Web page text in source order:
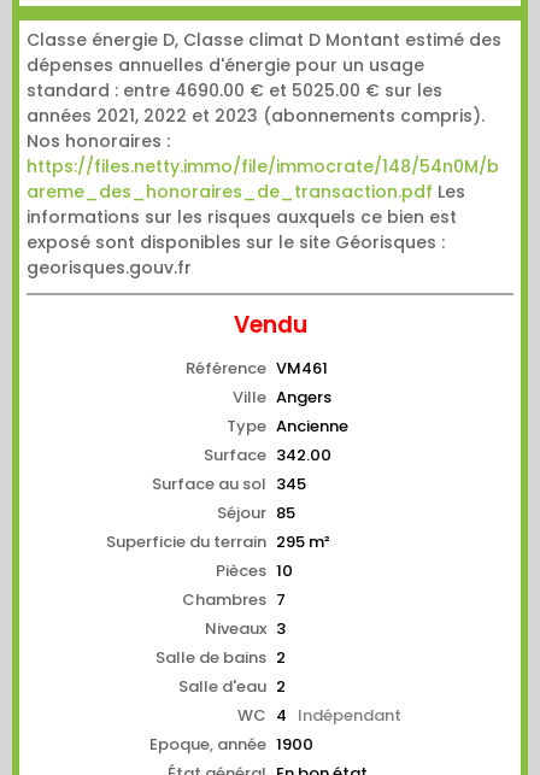
Classe énergie D, Classe climat D Montant estimé des
dépenses annuelles d'énergie pour un usage
standard : entre 4690.00 € et 5025.00 € sur les
années 2021, 2022 et 2023 (abonnements compris).
Nos honoraires :
https://files.netty.immo/file/immocrate/148/54n0M/b
areme_des_honoraires_de_transaction.pdf Les
informations sur les risques auxquels ce bien est
exposé sont disponibles sur le site Géorisques :
georisques.gouv.fr
Vendu
Référence VM461
Ville Angers
Type Ancienne
Surface 342.00
Surface au sol 345
Séjour 85
Superficie du terrain 295 m²
Pièces 10
Chambres 7
Niveaux 3
Salle de bains 2
Salle d'eau 2
WC 4 Indépendant
Epoque, année 1900